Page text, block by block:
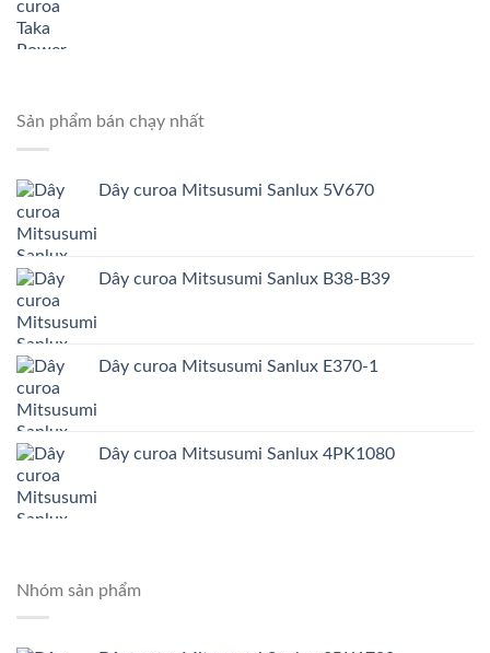
Sản phẩm bán chạy nhất
Dây curoa Mitsusumi Sanlux 5V670
Dây curoa Mitsusumi Sanlux B38-B39
Dây curoa Mitsusumi Sanlux E370-1
Dây curoa Mitsusumi Sanlux 4PK1080
Nhóm sản phẩm